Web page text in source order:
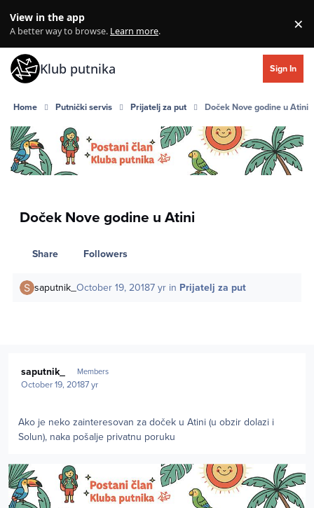
View in the app
A better way to browse. Learn more. ×
Klub putnika Sign In
Home Putnički servis Prijatelj za put Doček Nove godine u Atini
Doček Nove godine u Atini
Share Followers
saputnik_October 19, 20187 yr in Prijatelj za put
saputnik_ Members
October 19, 20187 yr
Ako je neko zainteresovan za doček u Atini (u obzir dolazi i
Solun), naka pošalje privatnu poruku